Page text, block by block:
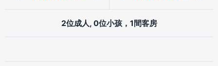
2位成人, 0位小孩，1間客房